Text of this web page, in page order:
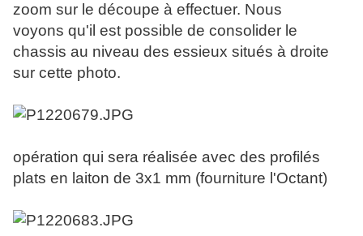
zoom sur le découpe à effectuer. Nous
voyons qu'il est possible de consolider le
chassis au niveau des essieux situés à droite
sur cette photo.
opération qui sera réalisée avec des profilés
plats en laiton de 3x1 mm (fourniture l'Octant)